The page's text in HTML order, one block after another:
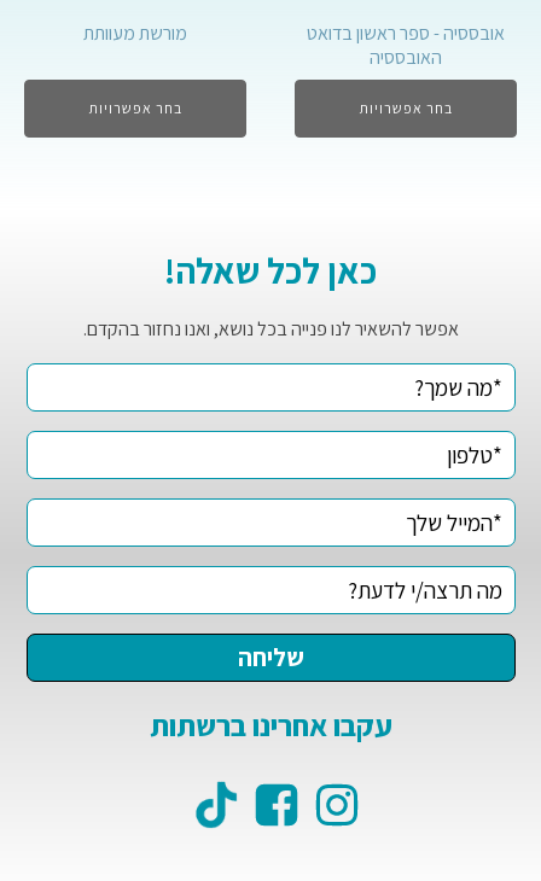
אובססיה - ספר ראשון בדואט
האובססיה
בחר אפשרויות
מורשת מעוותת
בחר אפשרויות
כאן לכל שאלה!
אפשר להשאיר לנו פנייה בכל נושא, ואנו נחזור בהקדם.
עקבו אחרינו ברשתות